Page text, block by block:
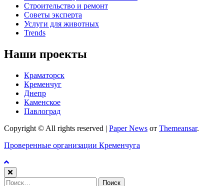
Строительство и ремонт
Советы эксперта
Услуги для животных
Trends
Наши проекты
Краматорск
Кременчуг
Днепр
Каменское
Павлоград
Copyright © All rights reserved | Paper News от Themeansar.
Проверенные организации Кременчуга
Найти: